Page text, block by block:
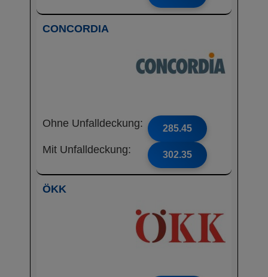
CONCORDIA
Ohne Unfalldeckung: 285.45
Mit Unfalldeckung: 302.35
ÖKK